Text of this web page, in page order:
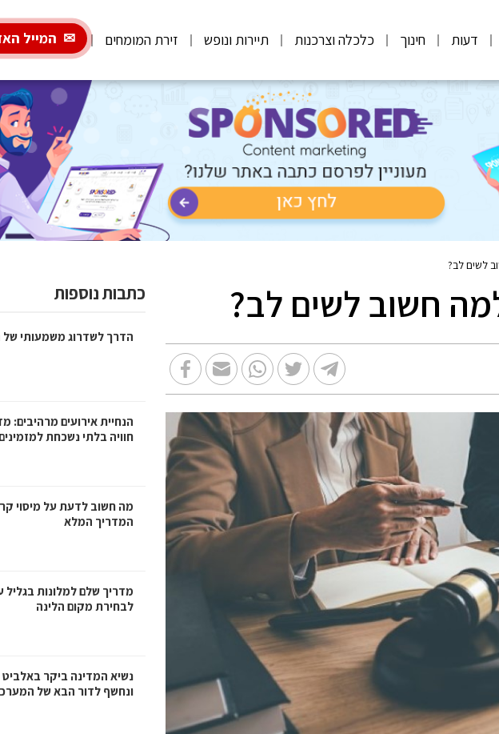
דעות חינוך כלכלה וצרכנות תיירות ונופש זירת המומחים המייל
לשים לב?
למה חשוב לשים לב? כתבות נוספות
הדרך לשדרוג משמעותי של
הנחיית אירועים מרהיבים:
חוויה בלתי נשכחת
מה חשוב לדעת על מיסוי
המדריך המלא
מדריך שלם למלונות בגליל
לבחירת מקום הלינה
נשיא המדינה ביקר
ונחשף לדור הבא של